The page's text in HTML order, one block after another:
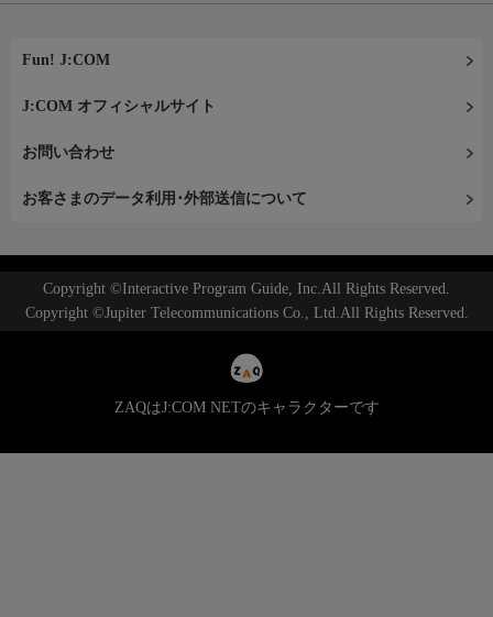
Fun! J:COM
J:COM オフィシャルサイト
お問い合わせ
お客さまのデータ利用･外部送信について
Copyright ©Interactive Program Guide, Inc.All Rights Reserved.
Copyright ©Jupiter Telecommunications Co., Ltd.All Rights Reserved.
ZAQはJ:COM NETのキャラクターです